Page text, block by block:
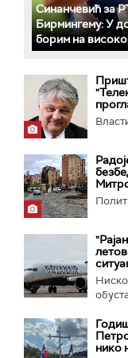
Синанчевић за
Бирмингему: У
борим на
нико